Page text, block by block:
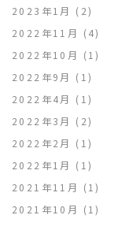
2023年1月
(2)
2022年11月
(4)
2022年10月
(1)
2022年9月
(1)
2022年4月
(1)
2022年3月
(2)
2022年2月
(1)
2022年1月
(1)
2021年11月
(1)
2021年10月
(1)